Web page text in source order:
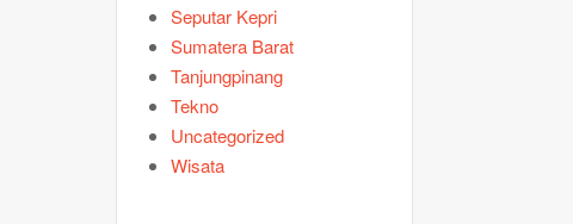
Seputar Kepri
Sumatera Barat
Tanjungpinang
Tekno
Uncategorized
Wisata